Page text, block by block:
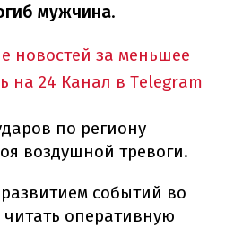
мужчина.
новостей за меньшее
на 24 Канал в Telegram
по региону
воздушной тревоги.
событий во
читать оперативную